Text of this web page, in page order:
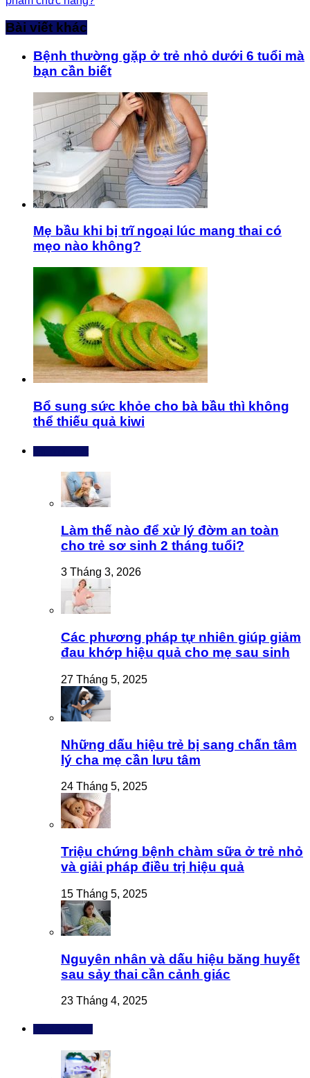
Bài viết khác
Bệnh thường gặp ở trẻ nhỏ dưới 6 tuổi mà
bạn cần biết
Mẹ bầu khi bị trĩ ngoại lúc mang thai có
mẹo nào không?
Bổ sung sức khỏe cho bà bầu thì không
thể thiếu quả kiwi
Làm thế nào để xử lý đờm an toàn
cho trẻ sơ sinh 2 tháng tuổi?
3 Tháng 3, 2026
Các phương pháp tự nhiên giúp giảm
đau khớp hiệu quả cho mẹ sau sinh
27 Tháng 5, 2025
Những dấu hiệu trẻ bị sang chấn tâm
lý cha mẹ cần lưu tâm
24 Tháng 5, 2025
Triệu chứng bệnh chàm sữa ở trẻ nhỏ
và giải pháp điều trị hiệu quả
15 Tháng 5, 2025
Nguyên nhân và dấu hiệu băng huyết
sau sảy thai cần cảnh giác
23 Tháng 4, 2025